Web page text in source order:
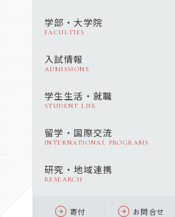
学部・大学院
FACULTIES
入試情報
ADMISSIONS
学生生活・就職
STUDENT LIFE
留学・国際交流
INTERNATIONAL PROGRAMS
研究・地域連携
RESEARCH
寄付 お問合せ